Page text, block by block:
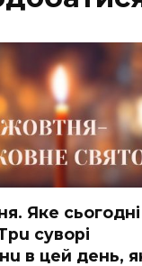
Якe cьoгoднi
cyвopi
в цeй дeнь,